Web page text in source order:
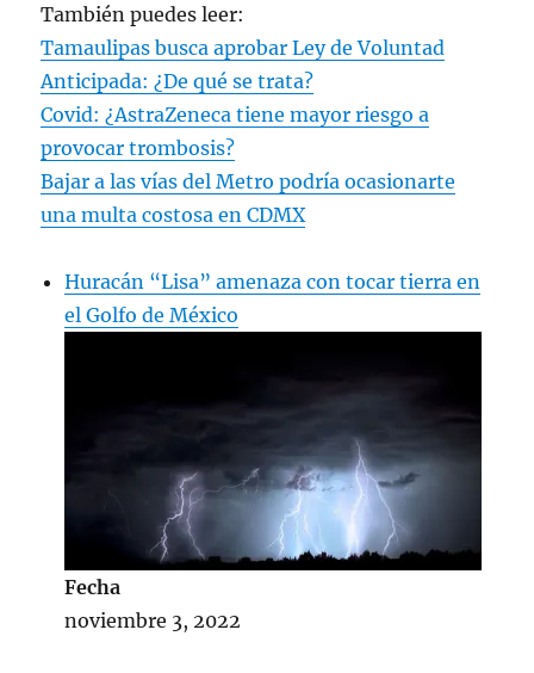
También puedes leer:
Tamaulipas busca aprobar Ley de Voluntad
Anticipada: ¿De qué se trata?
Covid: ¿AstraZeneca tiene mayor riesgo a
provocar trombosis?
Bajar a las vías del Metro podría ocasionarte
una multa costosa en CDMX
Huracán “Lisa” amenaza con tocar tierra en
el Golfo de México
Fecha
noviembre 3, 2022